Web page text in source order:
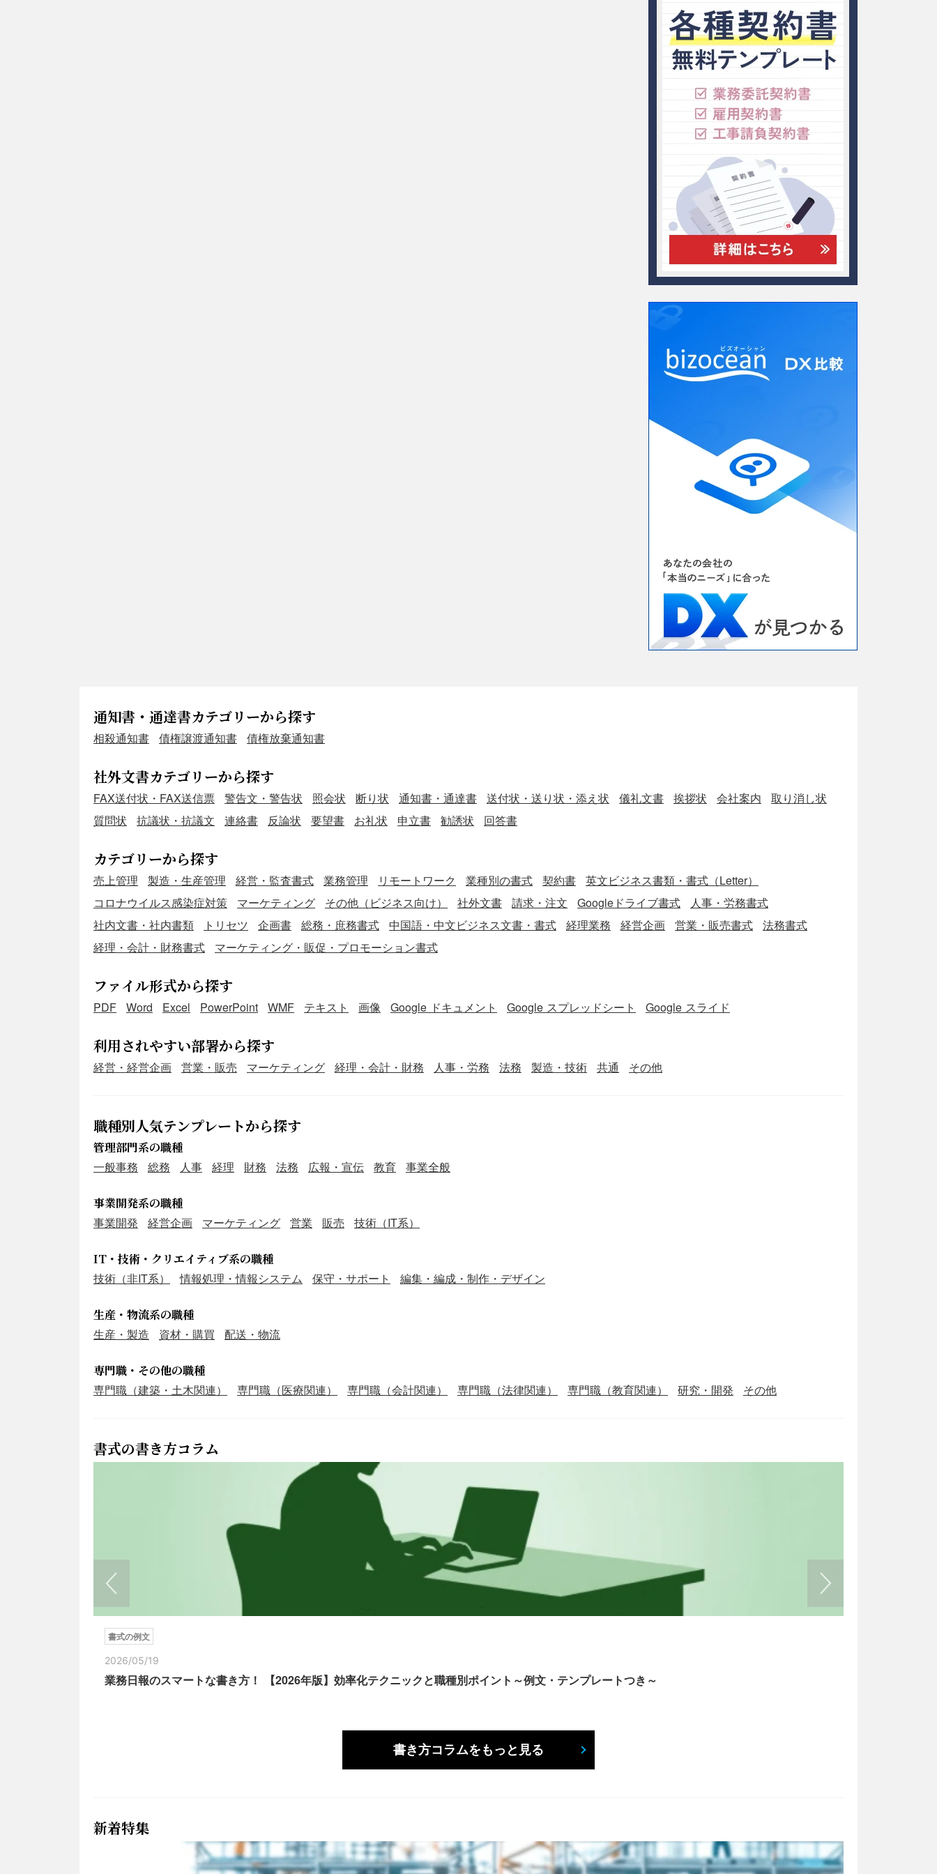
通知書・通達書カテゴリーから探す
相殺通知書 債権譲渡通知書 債権放棄通知書
社外文書カテゴリーから探す
FAX送付状・FAX送信票 警告文・警告状 照会状 断り状 通知書・通達書 送付状・送り状・添え状 儀礼文書 挨拶状 会社案内
取り消し状
質問状
抗議状・抗議文 連絡書 反論状 要望書 お礼状 申立書 勧誘状 回答書
カテゴリーから探す
売上管理 製造・生産管理 経営・監査書式 業務管理 リモートワーク 業種別の書式 契約書
英文ビジネス書類・書式（Letter）
コロナウイルス感染症対策
マーケティング その他（ビジネス向け） 社外文書 請求・注文 Googleドライブ書式
人事・労務書式
社内文書・社内書類
トリセツ 企画書 総務・庶務書式 中国語・中文ビジネス文書・書式 経理業務 経営企画 営業・販売書式
法務書式
経理・会計・財務書式
マーケティング・販促・プロモーション書式
ファイル形式から探す
PDF Word Excel PowerPoint WMF テキスト 画像 Google ドキュメント Google スプレッドシート Google スライド
利用されやすい部署から探す
経営・経営企画 営業・販売 マーケティング 経理・会計・財務 人事・労務 法務 製造・技術 共通 その他
職種別人気テンプレートから探す
管理部門系の職種
一般事務
総務 人事 経理 財務 法務 広報・宣伝 教育 事業全般
事業開発系の職種
事業開発
経営企画 マーケティング 営業 販売 技術（IT系）
IT・技術・クリエイティブ系の職種
技術（非IT系）
情報処理・情報システム 保守・サポート 編集・編成・制作・デザイン
生産・物流系の職種
生産・製造
資材・購買 配送・物流
専門職・その他の職種
専門職（建築・土木関連）
専門職（医療関連） 専門職（会計関連） 専門職（法律関連） 専門職（教育関連） 研究・開発 その他
書式の書き方コラム
書式の例文
2026/05/19
業務日報のスマートな書き方！ 【2026年版】効率化テクニックと職種別ポイント～例文・テンプレートつき～
書き方コラムをもっと見る
新着特集